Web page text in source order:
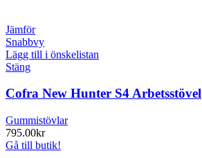
Jämför
Snabbvy
Lägg till i önskelistan
Stäng
Cofra New Hunter S4 Arbetsstövel
Gummistövlar
795.00kr
Gå till butik!